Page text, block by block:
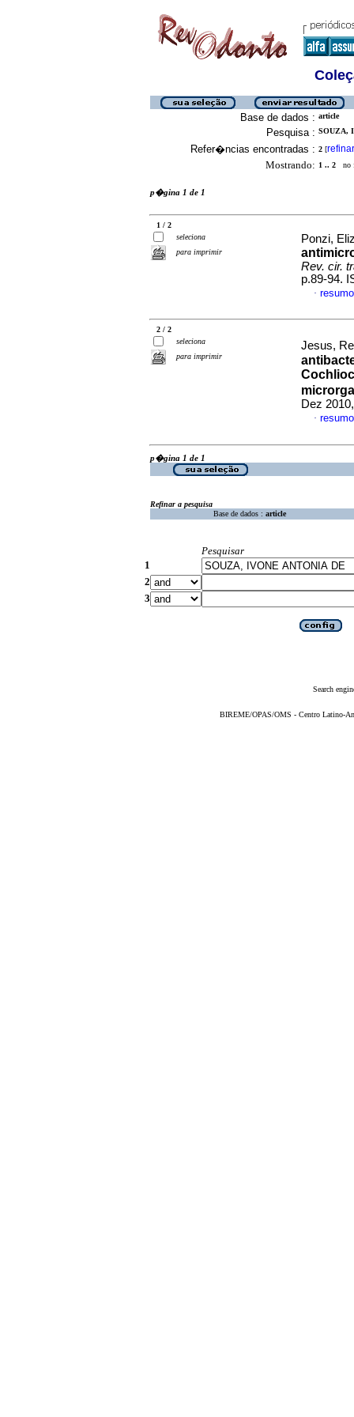
Base de dados : article
Pesquisa : SOUZA,
Refer�ncias encontradas : 2 [refinar
Mostrando: 1 .. 2 no
p�gina 1 de 1
1 / 2
seleciona
para imprimir
Ponzi,
Rev. cir.
p.89-94.
·
2 / 2
seleciona
para imprimir
Jesus,
Dez
·
p�gina 1 de 1
Refinar a pesquisa
Base de dados : article
Pesquisar
1
2
3
Search
BIREME/OPAS/OMS - Centro Latino-